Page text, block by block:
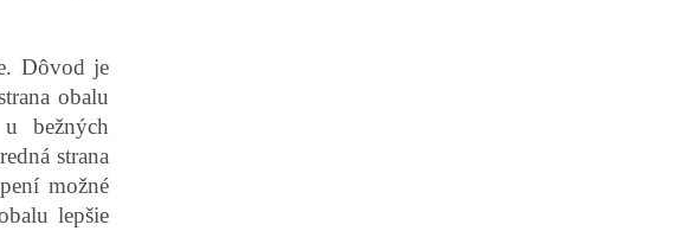
Dôvod je
obalu
bežných
strana
možné
lepšie